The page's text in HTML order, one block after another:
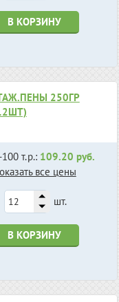
В КОРЗИНУ
250ГР
т.р.: 109.20 руб.
все цены
шт.
В КОРЗИНУ